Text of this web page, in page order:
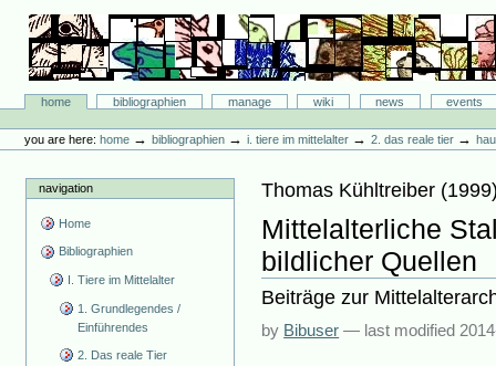
content.
navigation
Bibliographie-Portal
Sectionshome bibliographien manage wiki news
events
tools
you are here: home →bibliographien →i. tiere im mittelalter →2. das reale tier →
navigation
Home
Bibliographien
I. Tiere im Mittelalter
1. Grundlegendes /
Einführendes
2. Das reale Tier
Thomas Kühltreiber (1999
Mittelalterliche
bildlicher Quellen
Beiträge zur
by Bibuser — last modified